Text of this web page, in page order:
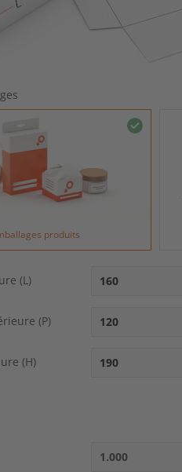
produits
(L)
(P)
(H)
1.000